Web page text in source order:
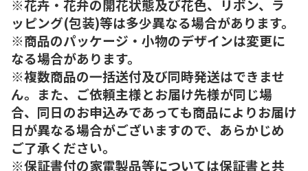
※花卉・花弁の開花状態及び花色、リボン、ラ
ッピング(包装)等は多少異なる場合があります。
※商品のパッケージ・小物のデザインは変更に
なる場合があります。
※複数商品の一括送付及び同時発送はできませ
ん。また、ご依頼主様とお届け先様が同じ場
合、同日のお申込みであっても商品によりお届け
日が異なる場合がございますので、あらかじめ
ご了承ください。
※保証書付の家電製品等については保証書と共